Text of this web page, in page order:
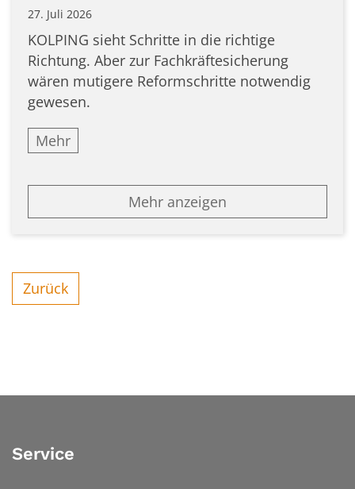
27. Juli 2026
KOLPING sieht Schritte in die richtige
Richtung. Aber zur Fachkräftesicherung
wären mutigere Reformschritte notwendig
gewesen.
Mehr
Mehr anzeigen
Zurück
Service